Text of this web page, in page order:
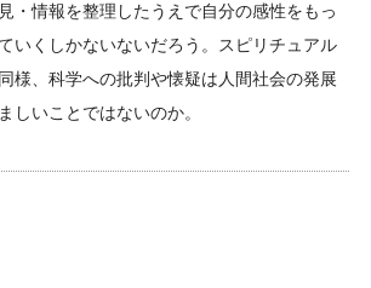
・情報を整理したうえで自分の感性をもっ
いくしかないないだろう。スピリチュアル
様、科学への批判や懐疑は人間社会の発展
しいことではないのか。